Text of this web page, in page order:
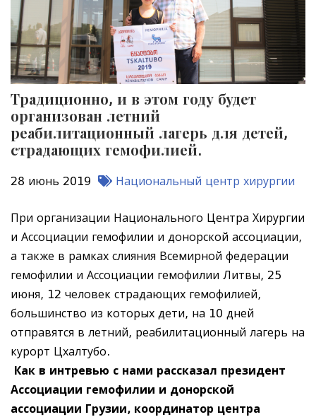
Традиционно, и в этом году будет
организован летний
реабилитационный лагерь для детей,
страдающих гемофилией.
28 июнь 2019 Национальный центр хирургии
При организации Национального Центра Хирургии
и Ассоциации гемофилии и донорской ассоциации,
а также в рамках слияния Всемирной федерации
гемофилии и Ассоциации гемофилии Литвы, 25
июня, 12 человек страдающих гемофилией,
большинство из которых дети, на 10 дней
отправятся в летний, реабилитационный лагерь на
курорт Цхалтубо.
Как в интревью с нами рассказал президент
Ассоциации гемофилии и донорской
ассоциации Грузии, координатор центра